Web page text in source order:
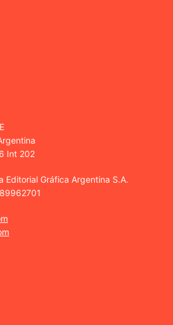
Int 202
Editorial Gráfica Argentina S.A.
89962701